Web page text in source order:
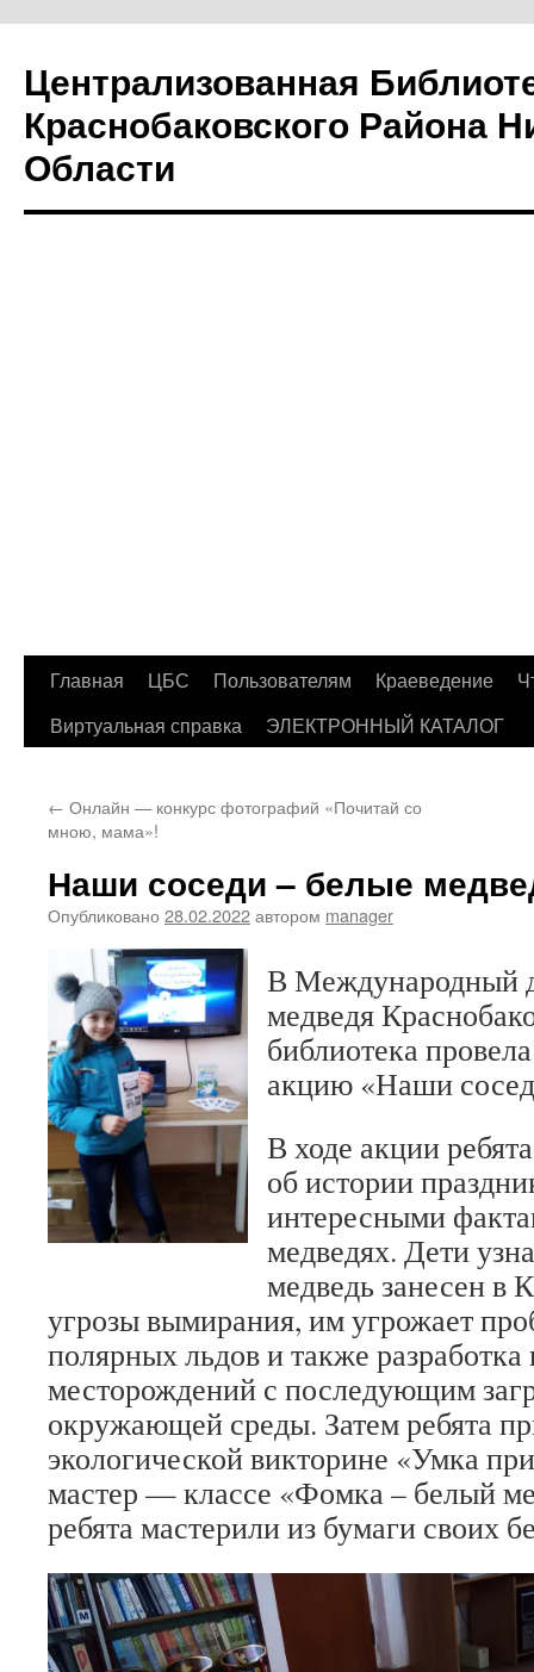
Централизованная
Краснобаковского Района
Области
Перейти
Главная ЦБС Пользователям Краеведение
Виртуальная справка
ЭЛЕКТРОННЫЙ КАТАЛОГ
← Онлайн — конкурс фотографий «Почитай со
мною, мама»!
Наши соседи – белые
Опубликовано 28.02.2022автором manager
В Международный
медведя
библиотека
акцию «Наши
В ходе акции
об истории
интересными
медведях. Дети
медведь занесен в
угрозы вымирания, им угрожает
полярных льдов и также
месторождений с последующим
окружающей среды. Затем ребята
экологической викторине «Умка
мастер — классе «Фомка – белый
ребята мастерили из бумаги своих